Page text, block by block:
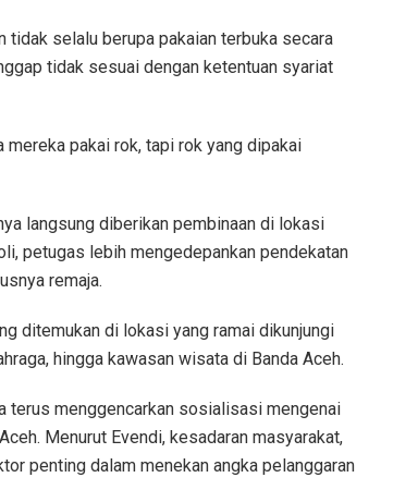
tidak selalu berupa pakaian terbuka secara
tidak sesuai dengan ketentuan syariat
mereka pakai rok, tapi rok yang dipakai
langsung diberikan pembinaan di lokasi
petugas lebih mengedepankan pendekatan
remaja.
ditemukan di lokasi yang ramai dikunjungi
hingga kawasan wisata di Banda Aceh.
terus menggencarkan sosialisasi mengenai
Menurut Evendi, kesadaran masyarakat,
penting dalam menekan angka pelanggaran